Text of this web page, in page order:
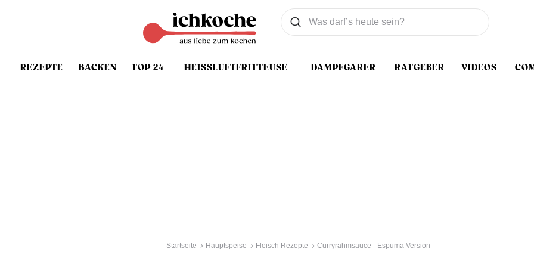
REZEPTE BACKEN TOP 24 HEISSLUFTFRITTEUSE DAMPFGARER RATGEBER VIDEOS
Was wollen Sie suchen
Suchen
Startseite Hauptspeise Fleisch Rezepte Curryrahmsauce - Espuma Version